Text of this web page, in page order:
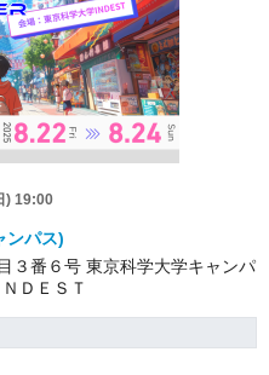
) 19:00
ンパス)
３番６号 東京科学大学キャンパ
ＤＥＳＴ